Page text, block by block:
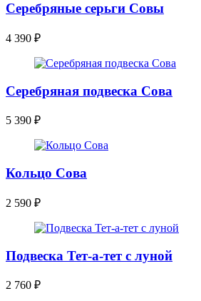
Серебряные серьги Совы
4 390 ₽
Серебряная подвеска Сова
5 390 ₽
Кольцо Сова
2 590 ₽
Подвеска Тет-а-тет с луной
2 760 ₽